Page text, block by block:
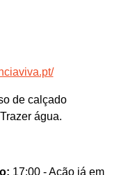
de calçado
água.
17:00 - Ação já em